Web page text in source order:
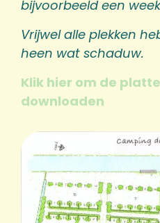
bijvoorbeeld een
Vrijwel alle plekken
heen wat schaduw.
Klik hier om de
downloaden